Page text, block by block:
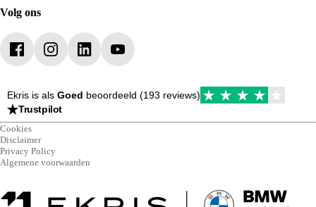
Werkplaats
Webshop
Duurzaamheid
Volg ons
Ekris is als Goed beoordeeld (193 reviews)
Trustpilot
Cookies
Disclaimer
Privacy Policy
Algemene voorwaarden